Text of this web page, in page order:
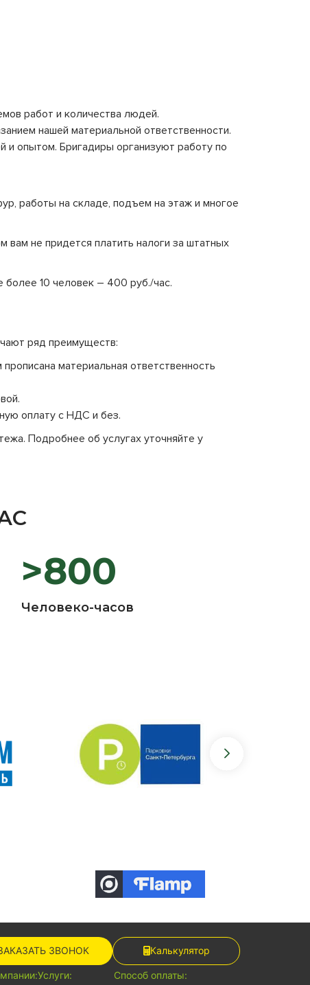
работ и количества людей.
нашей материальной ответственности.
и опытом. Бригадиры организуют работу по
работы на складе, подъем на этаж и многое
вам не придется платить налоги за штатных
10 человек – 400 руб./час.
ряд преимуществ:
материальная ответственность
оплату с НДС и без.
Подробнее об услугах уточняйте у
>800
Человеко-часов
ЗВОНОК Калькулятор
Услуги:
Способ оплаты: